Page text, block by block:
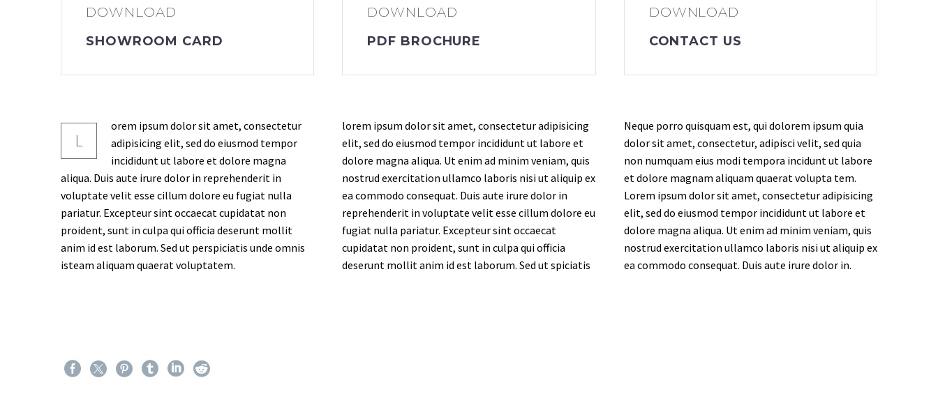
DOWNLOAD
SHOWROOM CARD
DOWNLOAD
PDF BROCHURE
DOWNLOAD
CONTACT US
L
orem ipsum dolor sit amet, consectetur
adipisicing elit, sed do eiusmod tempor
incididunt ut labore et dolore magna
aliqua. Duis aute irure dolor in reprehenderit in
voluptate velit esse cillum dolore eu fugiat nulla
pariatur. Excepteur sint occaecat cupidatat non
proident, sunt in culpa qui officia deserunt mollit
anim id est laborum. Sed ut perspiciatis unde omnis
isteam aliquam quaerat voluptatem.
lorem ipsum dolor sit amet, consectetur adipisicing
elit, sed do eiusmod tempor incididunt ut labore et
dolore magna aliqua. Ut enim ad minim veniam, quis
nostrud exercitation ullamco laboris nisi ut aliquip ex
ea commodo consequat. Duis aute irure dolor in
reprehenderit in voluptate velit esse cillum dolore eu
fugiat nulla pariatur. Excepteur sint occaecat
cupidatat non proident, sunt in culpa qui officia
deserunt mollit anim id est laborum. Sed ut spiciatis
Neque porro quisquam est, qui dolorem ipsum quia
dolor sit amet, consectetur, adipisci velit, sed quia
non numquam eius modi tempora incidunt ut labore
et dolore magnam aliquam quaerat volupta tem.
Lorem ipsum dolor sit amet, consectetur adipisicing
elit, sed do eiusmod tempor incididunt ut labore et
dolore magna aliqua. Ut enim ad minim veniam, quis
nostrud exercitation ullamco laboris nisi ut aliquip ex
ea commodo consequat. Duis aute irure dolor in.